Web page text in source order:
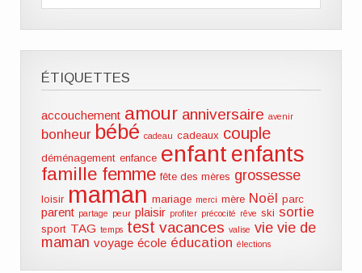
ÉTIQUETTES
accouchement amour anniversaire avenir
bonheur bébé cadeau cadeaux couple
déménagement enfance enfant enfants
famille femme fête des mères grossesse
loisir maman mariage merci mère Noël parc
parent partage peur plaisir profiter précocité rêve ski sortie
sport TAG temps test vacances valise vie vie de
maman voyage école éducation élections